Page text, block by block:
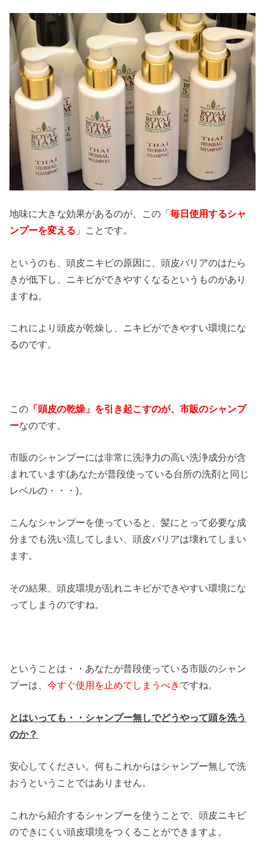
地味に大きな効果があるのが、この「毎日使用するシャ
ンプーを変える 」ことです。
というのも、頭皮ニキビの原因に、頭皮バリアのはたら
きが低下し、ニキビができやすくなるというものがあり
ますね。
これにより頭皮が乾燥し、ニキビができやすい環境にな
るのです。
この 「頭皮の乾燥」を引き起こすのが、市販のシャンプ
ーなのです。
市販のシャンプーには非常に洗浄力の高い洗浄成分が含
まれています(あなたが普段使っている台所の洗剤と同じ
レベルの・・・)。
こんなシャンプーを使っていると、髪にとって必要な成
分までも洗い流してしまい、頭皮バリアは壊れてしまい
ます。
その結果、頭皮環境が乱れニキビができやすい環境にな
ってしまうのですね。
ということは・・あなたが普段使っている市販のシャン
プーは、今すぐ使用を止めてしまうべき ですね。
とはいっても・・シャンプー無しでどうやって頭を洗う
のか？
安心してください。何もこれからはシャンプー無しで洗
おうということではありません。
これから紹介するシャンプーを使うことで、頭皮ニキビ
のできにくい頭皮環境をつくることができますよ。